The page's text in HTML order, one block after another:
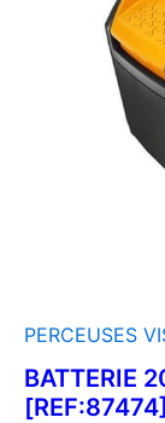
PERCEUSES
BATTERIE